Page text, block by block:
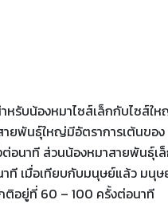
ำหรับน้องหมาไซส์เล็กกับไซส์ใ
ายพันธุ์ใหญ่มีอัตราการเต้นของ
อนาที ส่วนน้องหมาสายพันธุ์เ
ที เมื่อเทียบกับมนุษย์แล้ว มนุ
ติอยู่ที่ 60 – 100 ครั้งต่อนาที